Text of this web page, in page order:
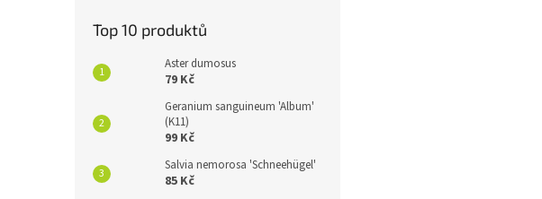
Top 10 produktů
Aster dumosus
79 Kč
Geranium sanguineum 'Album'
(K11)
99 Kč
Salvia nemorosa 'Schneehügel'
85 Kč